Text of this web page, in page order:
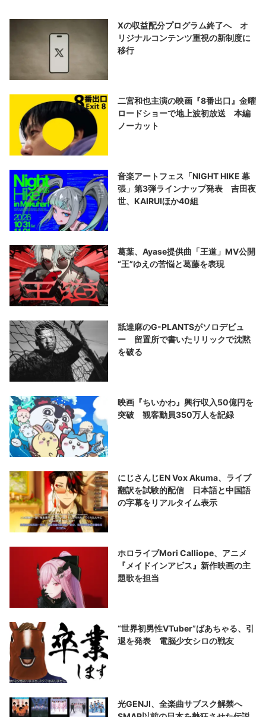
Xの収益配分プログラム終了へ オ
リジナルコンテンツ重視の新制度に
移行
二宮和也主演の映画『8番出口』金曜
ロードショーで地上波初放送 本編
ノーカット
音楽アートフェス「NIGHT HIKE 幕
張」第3弾ラインナップ発表 吉田夜
世、KAIRUIほか40組
葛葉、Ayase提供曲「王道」MV公開
“王”ゆえの苦悩と葛藤を表現
舐達麻のG-PLANTSがソロデビュ
ー 留置所で書いたリリックで沈黙
を破る
映画『ちいかわ』興行収入50億円を
突破 観客動員350万人を記録
にじさんじEN Vox Akuma、ライブ
翻訳を試験的配信 日本語と中国語
の字幕をリアルタイム表示
ホロライブMori Calliope、アニメ
『メイドインアビス』新作映画の主
題歌を担当
“世界初男性VTuber”ばあちゃる、引
退を発表 電脳少女シロの戦友
光GENJI、全楽曲サブスク解禁へ